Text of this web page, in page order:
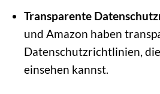
Transparente
und Amazon haben
Datenschutzrichtlinien,
einsehen kannst.